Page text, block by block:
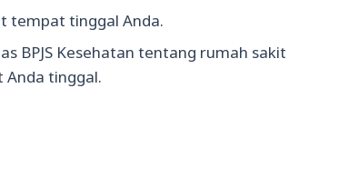
tempat tinggal Anda.
BPJS Kesehatan tentang rumah sakit
Anda tinggal.